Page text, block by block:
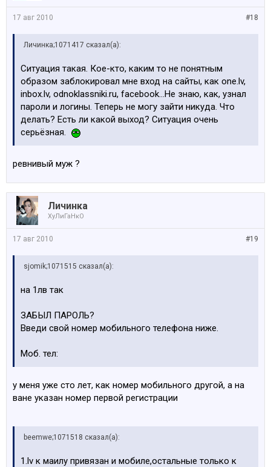
#18
17 авг 2010
Личинка;1071417 сказал(а):
Ситуация такая. Кое-кто, каким то не понятным
образом заблокировал мне вход на сайты, как one.lv,
inbox.lv, odnoklassniki.ru, facebook...Не знаю, как, узнал
пароли и логины. Теперь не могу зайти никуда. Что
делать? Есть ли какой выход? Ситуация очень
серьёзная.
ревнивый муж ?
Личинка
ХуЛиГаНкО
#19
17 авг 2010
sjomik;1071515 сказал(а):
на 1лв так
ЗАБЫЛ ПАРОЛЬ?
Введи свой номер мобильного телефона ниже.
Моб. тел:
у меня уже сто лет, как номер мобильного другой, а на
ване указан номер первой регистрации
beemwe;1071518 сказал(а):
1.lv к маилу привязан и мобиле,остальные только к